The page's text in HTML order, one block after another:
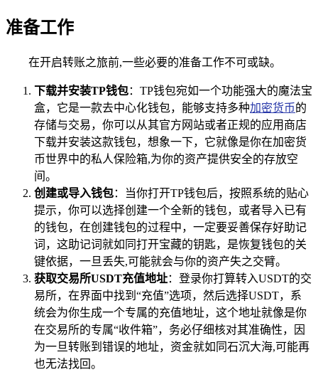
准备工作
在开启转账之旅前,一些必要的准备工作不可或缺。
下载并安装TP钱包：TP钱包宛如一个功能强大的魔法宝
盒，它是一款去中心化钱包，能够支持多种加密货币的
存储与交易，你可以从其官方网站或者正规的应用商店
下载并安装这款钱包，想象一下，它就像是你在加密货
币世界中的私人保险箱,为你的资产提供安全的存放空
间。
创建或导入钱包：当你打开TP钱包后，按照系统的贴心
提示，你可以选择创建一个全新的钱包，或者导入已有
的钱包，在创建钱包的过程中，一定要妥善保存好助记
词，这助记词就如同打开宝藏的钥匙，是恢复钱包的关
键依据，一旦丢失,可能就会与你的资产失之交臂。
获取交易所USDT充值地址：登录你打算转入USDT的交
易所，在界面中找到“充值”选项，然后选择USDT，系
统会为你生成一个专属的充值地址，这个地址就像是你
在交易所的专属“收件箱”，务必仔细核对其准确性，因
为一旦转账到错误的地址，资金就如同石沉大海,可能再
也无法找回。